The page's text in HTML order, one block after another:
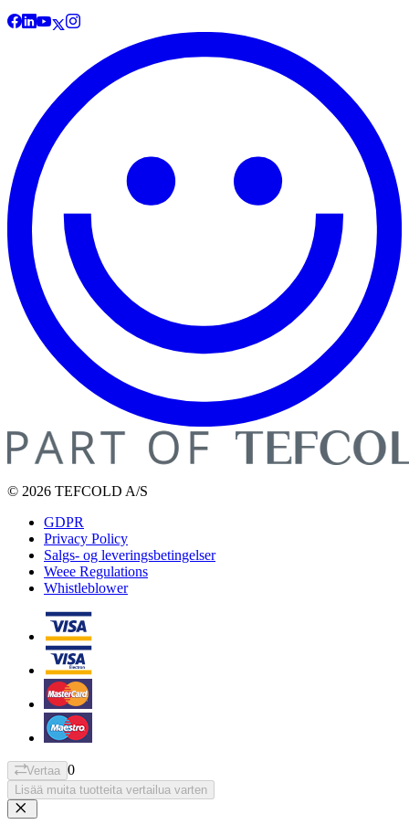
© 2026 TEFCOLD A/S
GDPR
Privacy Policy
Salgs- og leveringsbetingelser
Weee Regulations
Whistleblower
Vertaa 0
Lisää muita tuotteita vertailua varten